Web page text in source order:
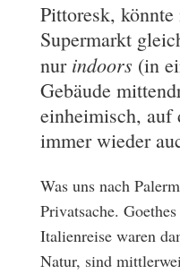
Pittoresk, könnte
Supermarkt
nur indoors (in
Gebäude
einheimisch, auf
immer wieder
Was uns nach
Privatsache.
Italienreise waren
Natur, sind